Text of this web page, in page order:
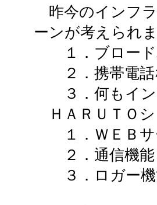
昨今のインフ
ーンが考えられ
１．ブロード
２．携帯電話
３．何もイン
ＨＡＲＵＴＯ
１．ＷＥＢサ
２．通信機能
３．ロガー機
で、